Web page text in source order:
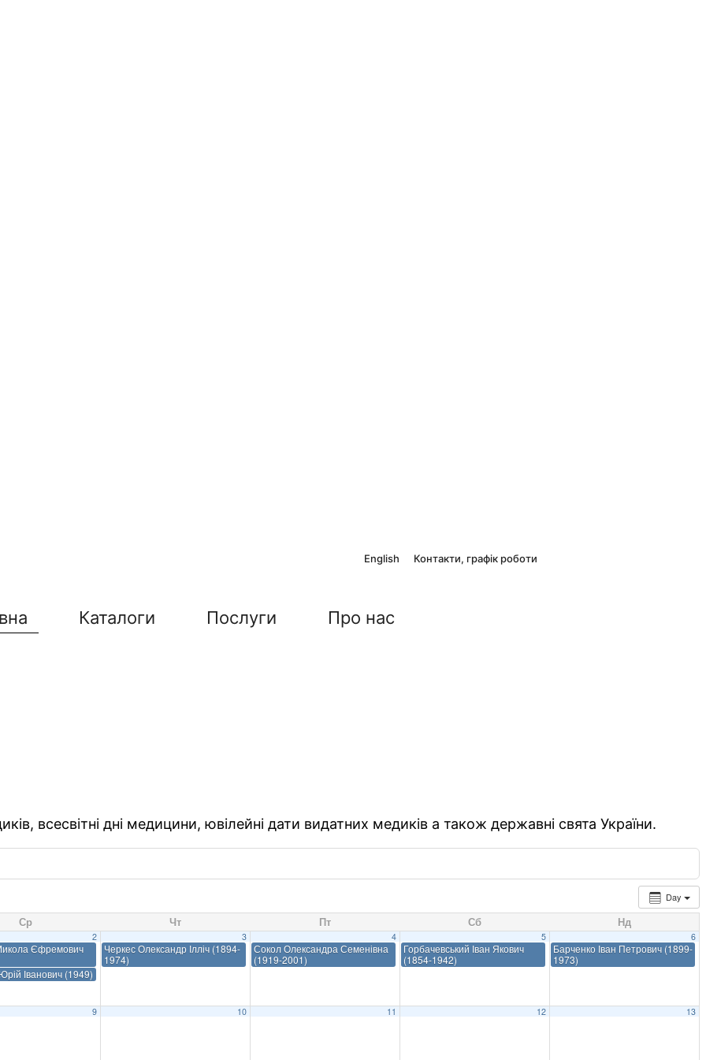
English Контакти, графік роботи
Каталоги Послуги Про нас
всесвітні дні медицини, ювілейні дати видатних медиків а також державні свята України.
Day
Ср Чт Пт Сб Нд
2
Єфремович
Іванович (1949)
3
Черкес Олександр Ілліч (1894-
1974)
4
Сокол Олександра Семенівна
(1919-2001)
5
Горбачевський Іван Якович
(1854-1942)
6
Барченко Іван Петрович (1899-
1973)
9 10 11 12 13